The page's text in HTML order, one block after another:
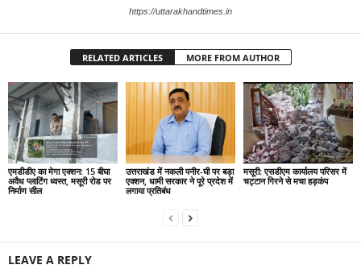
https://uttarakhandtimes.in
RELATED ARTICLES MORE FROM AUTHOR
एमडीडीए का मेगा एक्शन: 15 बीघा
अवैध प्लाटिंग ध्वस्त, मसूरी रोड पर
निर्माण सील
उत्तराखंड में नकली पनीर-घी पर बड़ा
एक्शन, धामी सरकार ने पूरे प्रदेश में
लगाया प्रतिबंध
मसूरी: एसडीएम कार्यालय परिसर में
चट्टान गिरने से मचा हड़कंप
LEAVE A REPLY